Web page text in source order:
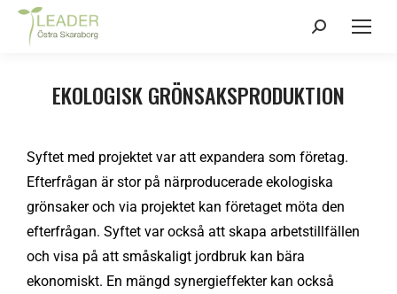
EKOLOGISK GRÖNSAKSPRODUKTION
Syftet med projektet var att expandera som företag.
Efterfrågan är stor på närproducerade ekologiska
grönsaker och via projektet kan företaget möta den
efterfrågan. Syftet var också att skapa arbetstillfällen
och visa på att småskaligt jordbruk kan bära
ekonomiskt. En mängd synergieffekter kan också